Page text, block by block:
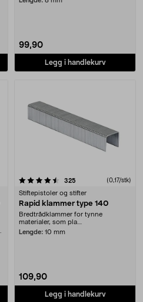
99,90
Legg i handlekurv
325 anmeldelser(0,17/stk)
Stiftepistoler og stifter
Rapid klammer type 140
Bredtrådklammer for tynne
materialer, som pla....
Lengde: 10 mm
109,90
Legg i handlekurv